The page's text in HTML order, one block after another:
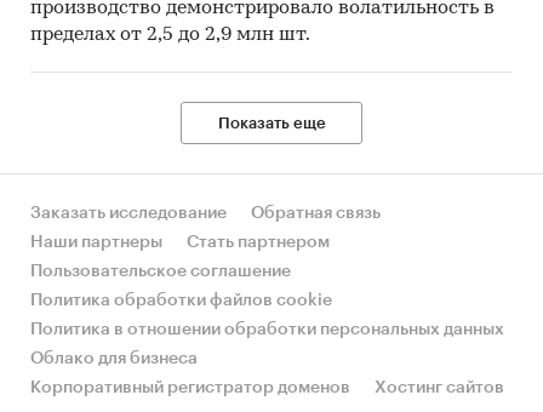
производство демонстрировало волатильность в
пределах от 2,5 до 2,9 млн шт.
Показать еще
Заказать исследование
Обратная связь
Наши партнеры
Стать партнером
Пользовательское соглашение
Политика обработки файлов cookie
Политика в отношении обработки персональных данных
Облако для бизнеса
Корпоративный регистратор доменов
Хостинг сайтов